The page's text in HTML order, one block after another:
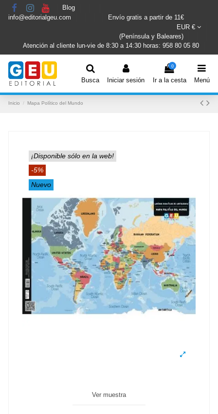
Blog
info@editorialgeu.com
Envío gratis a partir de 11€
EUR €
(Península y Baleares)
Atención al cliente lun-vie de 8:30 a 14:30 horas: 958 80 05 80
Busca Iniciar sesión
0
Ir a la cesta Menú
Inicio Mapa Político del Mundo
¡Disponible sólo en la web!
-5%
Nuevo
Ver muestra